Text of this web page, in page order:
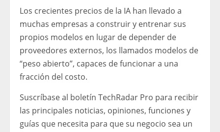
Los crecientes precios de la IA han llevado a
muchas empresas a construir y entrenar sus
propios modelos en lugar de depender de
proveedores externos, los llamados modelos de
“peso abierto”, capaces de funcionar a una
fracción del costo.
Suscríbase al boletín TechRadar Pro para recibir
las principales noticias, opiniones, funciones y
guías que necesita para que su negocio sea un